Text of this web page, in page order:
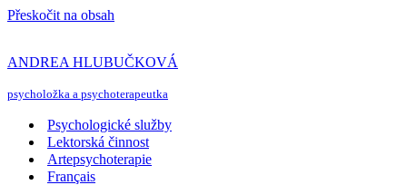
Přeskočit na obsah
ANDREA HLUBUČKOVÁ
psycholožka a psychoterapeutka
Psychologické služby
Lektorská činnost
Artepsychoterapie
Français